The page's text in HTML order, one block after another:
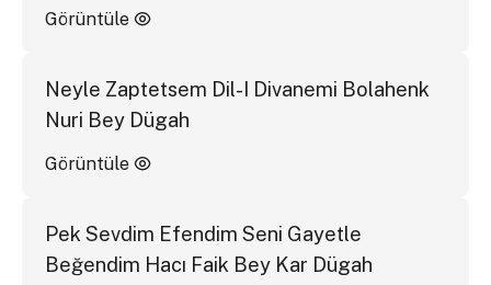
Görüntüle
Neyle Zaptetsem Dil-I Divanemi Bolahenk
Nuri Bey Dügah
Görüntüle
Pek Sevdim Efendim Seni Gayetle
Beğendim Hacı Faik Bey Kar Dügah